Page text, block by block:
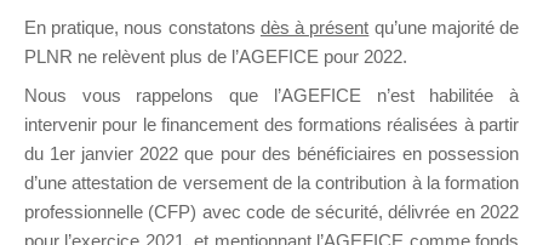
il y a un mois
Ce groupe est destiné aux Organismes de
Formation qui souhaitent répondre à l’Appel à
En pratique, nous constatons dès à présent qu’une majorité de
PLNR ne relèvent plus de l’AGEFICE pour 2022.
Nous vous rappelons que l’AGEFICE n’est habilitée à
intervenir pour le financement des formations réalisées à partir
du 1er janvier 2022 que pour des bénéficiaires en possession
d’une attestation de versement de la contribution à la formation
professionnelle (CFP) avec code de sécurité, délivrée en 2022
pour l’exercice 2021, et mentionnant l’AGEFICE comme fonds